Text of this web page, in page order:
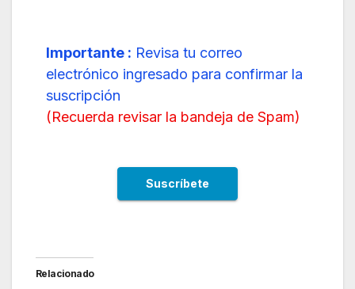
Importante : Revisa tu correo
electrónico ingresado para confirmar la
suscripción
(Recuerda revisar la bandeja de Spam)
Relacionado